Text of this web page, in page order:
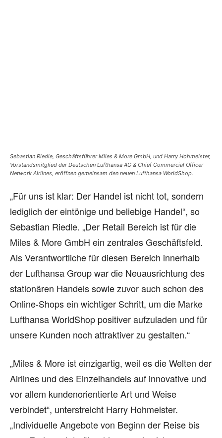
Sebastian Riedle, Geschäftsführer Miles & More GmbH, und Harry Hohmeister,
Vorstandsmitglied der Deutschen Lufthansa AG & Chief Commercial Officer
Network Airlines, eröffnen gemeinsam den neuen Lufthansa WorldShop.
„Für uns ist klar: Der Handel ist nicht tot, sondern
lediglich der eintönige und beliebige Handel“, so
Sebastian Riedle. „Der Retail Bereich ist für die
Miles & More GmbH ein zentrales Geschäftsfeld.
Als Verantwortliche für diesen Bereich innerhalb
der Lufthansa Group war die Neuausrichtung des
stationären Handels sowie zuvor auch schon des
Online-Shops ein wichtiger Schritt, um die Marke
Lufthansa WorldShop positiver aufzuladen und für
unsere Kunden noch attraktiver zu gestalten.“
„Miles & More ist einzigartig, weil es die Welten der
Airlines und des Einzelhandels auf innovative und
vor allem kundenorientierte Art und Weise
verbindet“, unterstreicht Harry Hohmeister.
„Individuelle Angebote von Beginn der Reise bis